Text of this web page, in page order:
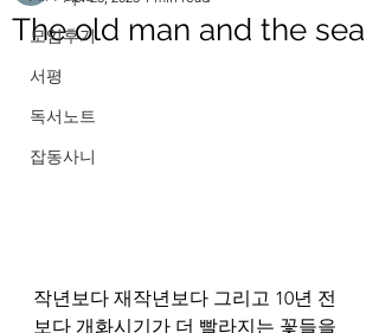
모임후기
서평
독서노트
잡동사니
The old man and the sea
작년보다 재작년보다 그리고 10년 전
보다 개화시기가 더 빨라지는 꽃들을